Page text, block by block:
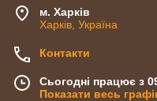
м. Харків
Харків, Україна
Контакти
Сьогодні працює з
Показати весь